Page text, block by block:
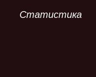
Статистика